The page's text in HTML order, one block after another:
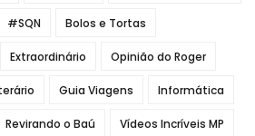
#SQN Bolos e Tortas
Extraordinário Opinião do Roger
Guia Viagens Informática
Revirando o Baú Vídeos Incríveis MP